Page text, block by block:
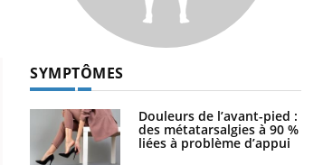
SYMPTÔMES
Douleurs de l’avant-pied :
des métatarsalgies à 90 %
liées à problème d’appui